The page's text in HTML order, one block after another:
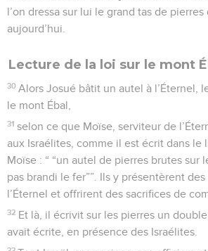
l’on dressa sur lui le grand tas de
aujourd’hui.
Lecture de la loi sur le mont
30 Alors Josué bâtit un autel à l’Éternel,
le mont Ébal,
31 selon ce que Moïse, serviteur de
aux Israélites, comme il est écrit dans le
Moïse : “ “un autel de pierres brutes sur
pas brandi le fer””. Ils y présentèrent
l’Éternel et offrirent des sacrifices de
32 Et là, il écrivit sur les pierres un
avait écrite, en présence des Israélites.